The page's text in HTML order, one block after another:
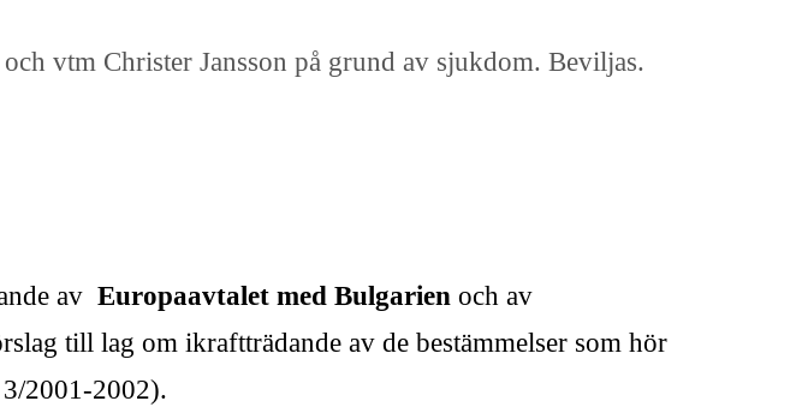
vtm Christer Jansson på grund av sjukdom. Beviljas.
av Europaavtalet med Bulgarien och av
till lag om ikraftträdande av de bestämmelser som hör
2001-2002).